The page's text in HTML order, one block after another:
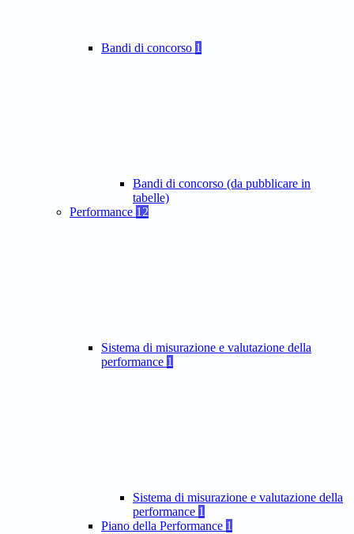
Bandi di concorso 1
Bandi di concorso (da pubblicare in
tabelle)
Performance 12
Sistema di misurazione e valutazione della
performance 1
Sistema di misurazione e valutazione della
performance 1
Piano della Performance 1